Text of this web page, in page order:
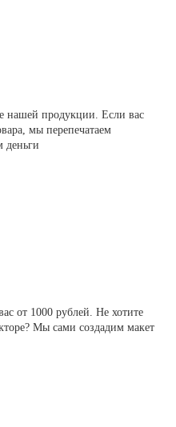
нашей продукции. Если вас
мы перепечатаем
деньги
от 1000 рублей. Не хотите
Мы сами создадим макет